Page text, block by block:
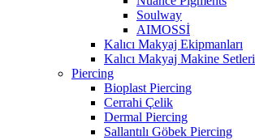
Soulway
AIMOSSİ
Kalıcı Makyaj Ekipmanları
Kalıcı Makyaj Makine Setleri
Piercing
Bioplast Piercing
Cerrahi Çelik
Dermal Piercing
Sallantılı Göbek Piercing